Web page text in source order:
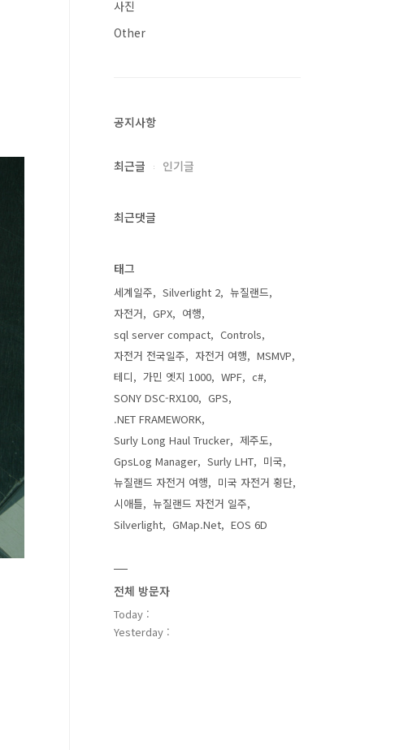
사진
Other
공지사항
최근글 인기글
최근댓글
태그
세계일주 Silverlight 2
뉴질랜드
자전거
GPX
여행
sql server compact
Controls
자전거 전국일주
자전거 여행
MSMVP
테디
가민 엣지 1000 WPF
c#
SONY DSC-RX100
GPS
.NET FRAMEWORK
Surly Long Haul Trucker
제주도
GpsLog Manager
Surly LHT
미국
뉴질랜드 자전거 여행
미국 자전거 횡단
시애틀
뉴질랜드 자전거 일주
Silverlight
GMap.Net EOS 6D
전체 방문자
Today :
Yesterday :